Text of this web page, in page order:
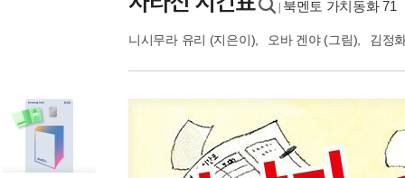
북멘토 가치동화 71
니시무라 유리 (지은이), 오바 겐야(그림), 김정